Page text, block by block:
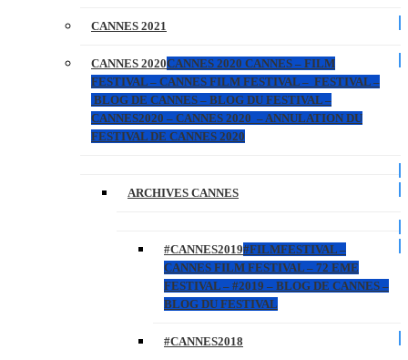
CANNES 2021
CANNES 2020CANNES 2020 CANNES – FILM
FESTIVAL – CANNES FILM FESTIVAL – FESTIVAL –
BLOG DE CANNES – BLOG DU FESTIVAL –
CANNES2020 – CANNES 2020 – ANNULATION DU
FESTIVAL DE CANNES 2020
ARCHIVES CANNES
#CANNES2019#FILMFESTIVAL –
CANNES FILM FESTIVAL – 72 EME
FESTIVAL – #2019 – BLOG DE CANNES –
BLOG DU FESTIVAL
#CANNES2018